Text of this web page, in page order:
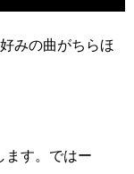
みの曲がちらほ
ます。ではー